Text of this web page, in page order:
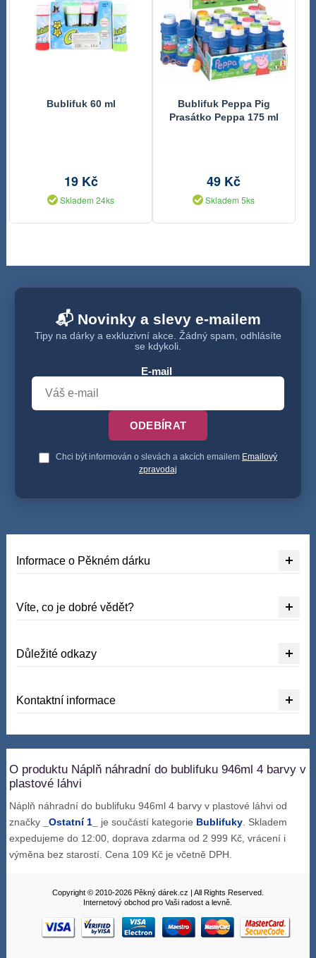
Bublifuk 60 ml
19 Kč
Skladem 24ks
Bublifuk Peppa Pig
Prasátko Peppa 175 ml
49 Kč
Skladem 5ks
📬 Novinky a slevy e-mailem
Tipy na dárky a exkluzivní akce. Žádný spam, odhlásíte
se kdykoli.
E-mail
ODEBÍRAT
Chci být informován o slevách a akcích emailem Emailový
zpravodaj
Informace o Pěkném dárku
Víte, co je dobré vědět?
Důležité odkazy
Kontaktní informace
O produktu Náplň náhradní do bublifuku 946ml 4 barvy v
plastové láhvi
Náplň náhradní do bublifuku 946ml 4 barvy v plastové láhvi od
značky
_Ostatní 1_ je součástí kategorie Bublifuky . Skladem
expedujeme do 12:00, doprava zdarma od 2 999 Kč, vrácení i
výměna bez starostí. Cena 109 Kč je včetně DPH.
Copyright © 2010-2026 Pěkný dárek.cz | All Rights Reserved.
Internetový obchod pro Vaši radost a levně.